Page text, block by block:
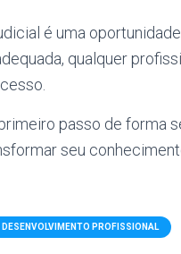
é uma
qualquer
passo de forma
seu
DESENVOLVIMENTO PROFISSIONAL